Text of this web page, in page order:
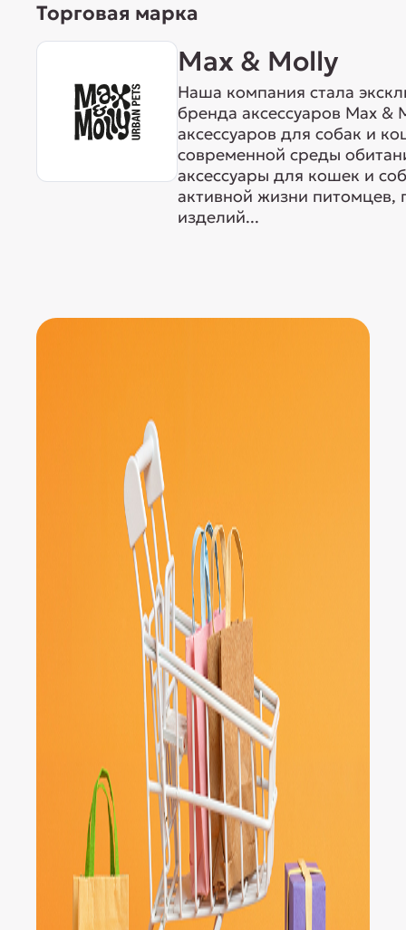
Торговая марка
Max & Molly
Наша компания стала
бренда аксессуаров Max
аксессуаров для собак и
современной среды
аксессуары для кошек и
активной жизни питомцев,
изделий...